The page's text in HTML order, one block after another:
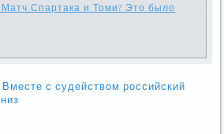
Спартака и Томи? Это было
с судейством российский